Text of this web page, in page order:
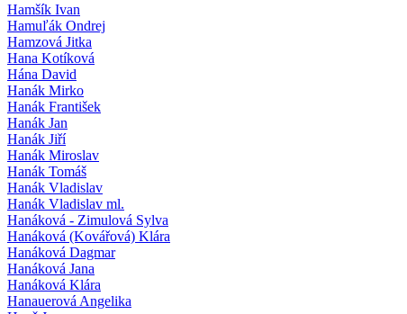
Hamšík Ivan
Hamuľák Ondrej
Hamzová Jitka
Hana Kotíková
Hána David
Hanák Mirko
Hanák František
Hanák Jan
Hanák Jiří
Hanák Miroslav
Hanák Tomáš
Hanák Vladislav
Hanák Vladislav ml.
Hanáková - Zimulová Sylva
Hanáková (Kovářová) Klára
Hanáková Dagmar
Hanáková Jana
Hanáková Klára
Hanauerová Angelika